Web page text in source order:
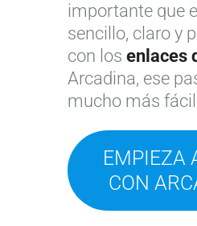
importante que
sencillo, claro y
con los enlaces
Arcadina, ese
mucho más
EMPIEZA
CON
P
r
i
m
e
r
R
e
s
e
c